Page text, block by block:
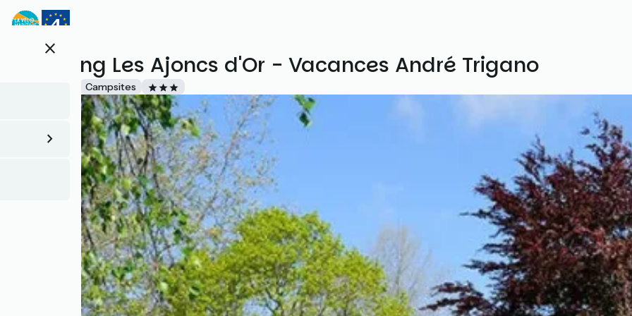
Direkt
zum
close
Camping Les Ajoncs d'Or - Vacances André Trigano
Campsites